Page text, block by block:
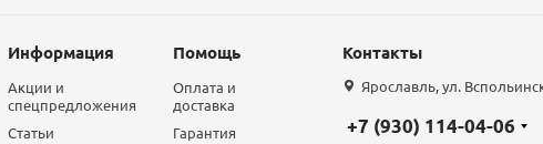
Информация
Акции и
спецпредложения
Статьи
Помощь
Оплата и
доставка
Гарантия
Контакты
Ярославль, ул.
+7 (930) 114-04-06